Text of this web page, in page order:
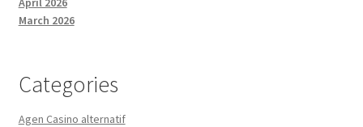
March 2026
Categories
Agen Casino alternatif